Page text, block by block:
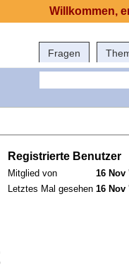
Fragen
Registrierte Benutzer
Mitglied von
16 Nov
Letztes Mal gesehen 16 Nov
Willkommen,